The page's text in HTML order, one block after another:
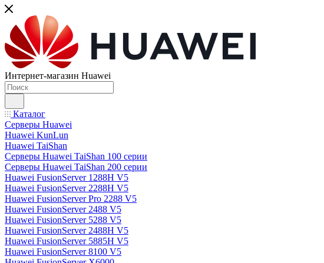
Интернет-магазин Huawei
Каталог
Серверы Huawei
Huawei KunLun
Huawei TaiShan
Серверы Huawei TaiShan 100 серии
Серверы Huawei TaiShan 200 серии
Huawei FusionServer 1288H V5
Huawei FusionServer 2288H V5
Huawei FusionServer Pro 2288 V5
Huawei FusionServer 2488 V5
Huawei FusionServer 5288 V5
Huawei FusionServer 2488H V5
Huawei FusionServer 5885H V5
Huawei FusionServer 8100 V5